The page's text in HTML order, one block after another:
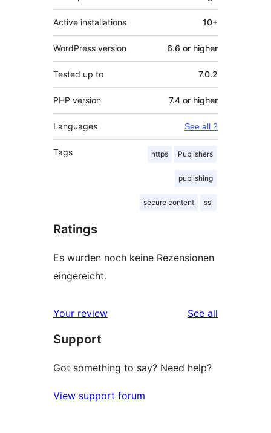
Active installations 10+
WordPress version 6.6 or higher
Tested up to 7.0.2
PHP version 7.4 or higher
Languages See all 2
Tags https Publishers
publishing
secure content ssl
Ratings
Es wurden noch keine Rezensionen
eingereicht.
Your review See all
Support
Got something to say? Need help?
View support forum